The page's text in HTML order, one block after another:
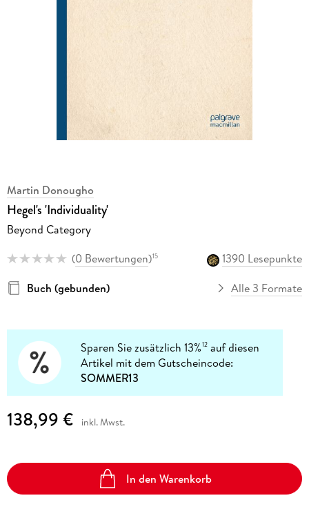
Martin Donougho
Hegel's 'Individuality'
Beyond Category
(0 Bewertungen)15
1390 Lesepunkte
Buch (gebunden)
Alle 3 Formate
Sparen Sie zusätzlich 13%12 auf diesen
Artikel mit dem Gutscheincode:
SOMMER13
138,99 € inkl. Mwst.
In den Warenkorb